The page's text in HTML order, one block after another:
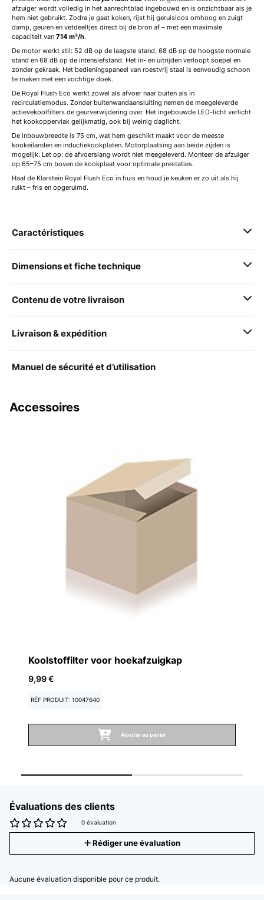
afzuiger wordt volledig in het aanrechtblad ingebouwd en is onzichtbaar als je
hem niet gebruikt. Zodra je gaat koken, rijst hij geruisloos omhoog en zuigt
damp, geuren en vetdeeltjes direct bij de bron af – met een maximale
capaciteit van 714 m³/h.
De motor werkt stil: 52 dB op de laagste stand, 68 dB op de hoogste normale
stand en 68 dB op de intensiefstand. Het in- en uitrijden verloopt soepel en
zonder gekraak. Het bedieningspaneel van roestvrij staal is eenvoudig schoon
te maken met een vochtige doek.
De Royal Flush Eco werkt zowel als afvoer naar buiten als in
recirculatiemodus. Zonder buitenwandaansluiting nemen de meegeleverde
actievekoolfilters de geurverwijdering over. Het ingebouwde LED-licht verlicht
het kookoppervlak gelijkmatig, ook bij weinig daglicht.
De inbouwbreedte is 75 cm, wat hem geschikt maakt voor de meeste
kookeilanden en inductiekookplaten. Motorplaatsing aan beide zijden is
mogelijk. Let op: de afvoerslang wordt niet meegeleverd. Monteer de afzuiger
op 65–75 cm boven de kookplaat voor optimale prestaties.
Haal de Klarstein Royal Flush Eco in huis en houd je keuken er zo uit als hij
ruikt – fris en opgeruimd.
Caractéristiques
Dimensions et fiche technique
Contenu de votre livraison
Livraison & expédition
Manuel de sécurité et d’utilisation
Accessoires
Koolstoffilter voor hoekafzuigkap
9,99 €
RÉF PRODUIT: 10047640
Ajouter au panier
Évaluations des clients
0 évaluation
Rédiger une évaluation
Aucune évaluation disponible pour ce produit.